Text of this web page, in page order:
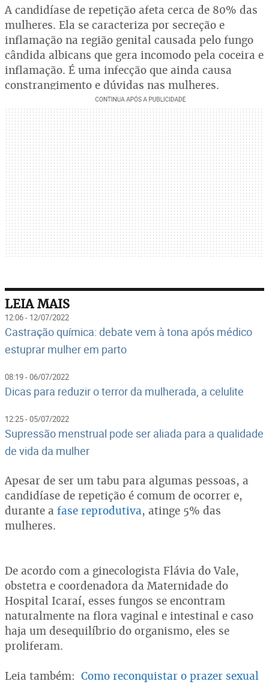
A candidíase de repetição afeta cerca de 80% das
mulheres. Ela se caracteriza por secreção e
inflamação na região genital causada pelo fungo
cândida albicans que gera incomodo pela coceira e
inflamação. É uma infecção que ainda causa
constrangimento e dúvidas nas mulheres.
LEIA MAIS
12:06 - 12/07/2022
Castração química: debate vem à tona após médico
estuprar mulher em parto
08:19 - 06/07/2022
Dicas para reduzir o terror da mulherada, a celulite
12:25 - 05/07/2022
Supressão menstrual pode ser aliada para a qualidade
de vida da mulher
Apesar de ser um tabu para algumas pessoas, a
candidíase de repetição é comum de ocorrer e,
durante a fase reprodutiva, atinge 5% das
mulheres.
De acordo com a ginecologista Flávia do Vale,
obstetra e coordenadora da Maternidade do
Hospital Icaraí, esses fungos se encontram
naturalmente na flora vaginal e intestinal e caso
haja um desequilíbrio do organismo, eles se
proliferam.
Leia também: Como reconquistar o prazer sexual